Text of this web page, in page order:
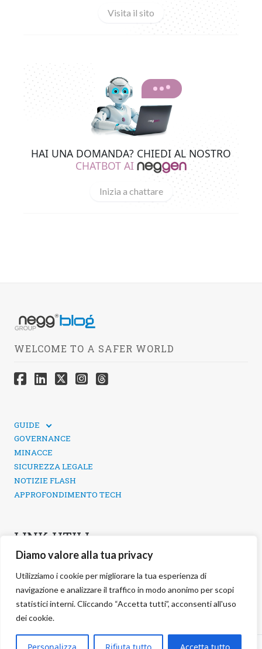
Diamo valore alla tua privacy
Utilizziamo i cookie per migliorare la tua esperienza di
navigazione e analizzare il traffico in modo anonimo per scopi
statistici interni. Cliccando “Accetta tutti”, acconsenti all'uso
dei cookie.
Visita il sito
HAI UNA DOMANDA? CHIEDI AL NOSTRO
CHATBOT AI
Inizia a chattare
WELCOME TO A SAFER WORLD
GUIDE
SICUREZZA DEI SOCIAL MEDIA
GOVERNANCE
MINACCE
SICUREZZA LEGALE
NOTIZIE FLASH
APPROFONDIMENTO TECH
LINK UTILI
CONTATTI
INFORMATIVA SULLA PRIVACY
POLITICA DEI COOKIE
GESTIONE COOKIE
negg® Group